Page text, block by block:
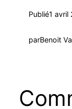
Publié1 avril
parBenoit